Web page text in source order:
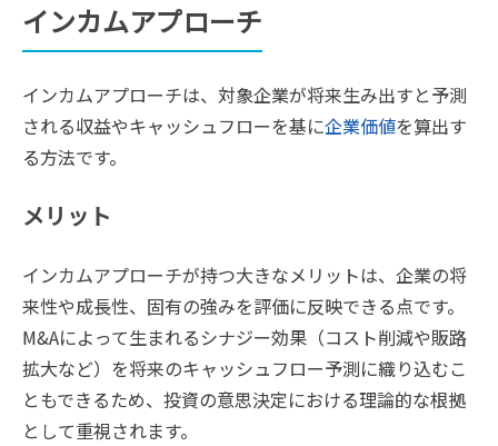
インカムアプローチ
インカムアプローチは、対象企業が将来生み出すと予測
される収益やキャッシュフローを基に企業価値を算出す
る方法です。
メリット
インカムアプローチが持つ大きなメリットは、企業の将
来性や成長性、固有の強みを評価に反映できる点です。
M&Aによって生まれるシナジー効果（コスト削減や販路
拡大など）を将来のキャッシュフロー予測に織り込むこ
ともできるため、投資の意思決定における理論的な根拠
として重視されます。